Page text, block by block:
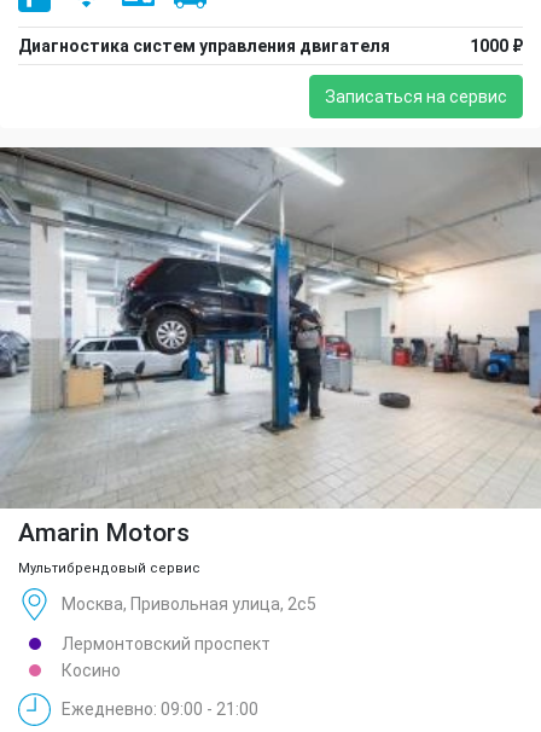
Диагностика систем управления двигателя 1000 ₽
Записаться на сервис
Amarin Motors
Мультибрендовый сервис
Москва, Привольная улица, 2с5
Лермонтовский проспект
Косино
Ежедневно: 09:00 - 21:00